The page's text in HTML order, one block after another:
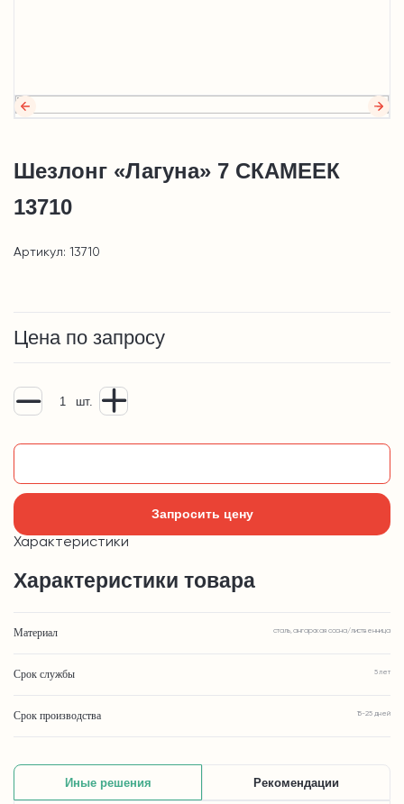
Шезлонг «Лагуна» 7 СКАМЕЕК
13710
Артикул: 13710
Цена по запросу
шт.
Запросить цену
Характеристики
Характеристики товара
Материал сталь, ангарская сосна/лиственница
Срок службы 5 лет
Срок производства 15-25 дней
Иные решения Рекомендации